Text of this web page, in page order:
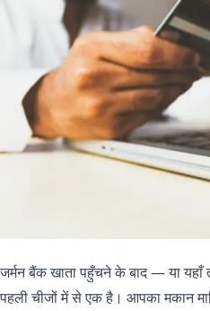
जर्मन बैंक खाता पहुँचने के बाद — या
पहली चीजों में से एक है। आपका मकान